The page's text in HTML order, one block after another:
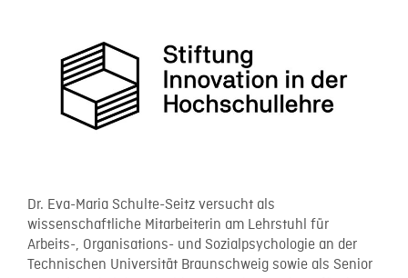
Dr. Eva-Maria Schulte-Seitz versucht als
wissenschaftliche Mitarbeiterin am Lehrstuhl für
Arbeits-, Organisations- und Sozialpsychologie an der
Technischen Universität Braunschweig sowie als Senior